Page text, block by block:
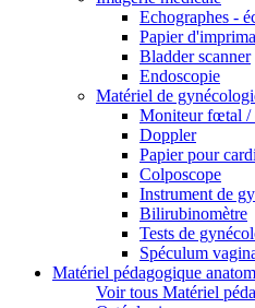
Echographes -
Papier
Bladder scanner
Endoscopie
Matériel de
Moniteur fœtal /
Doppler
Papier pour
Colposcope
Instrument de
Bilirubinomètre
Tests de
Spéculum
Matériel pédagogique
Voir tous Matériel